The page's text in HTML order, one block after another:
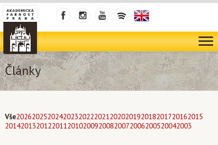
Články
Vše202620252024202320222021202020192018201720162015
201420132012201120102009200820072006200520042003